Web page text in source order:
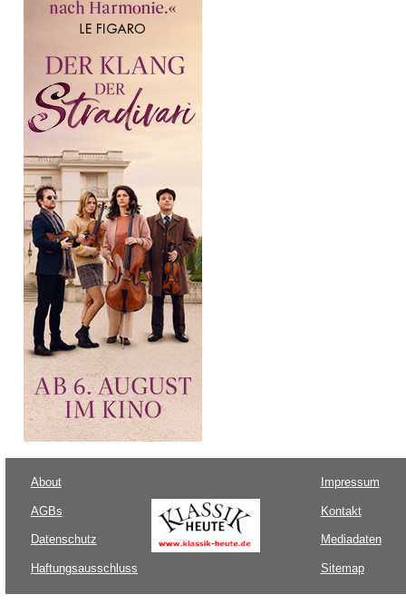
About
AGBs
Datenschutz
Haftungsausschluss
Impressum
Kontakt
Mediadaten
Sitemap